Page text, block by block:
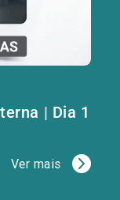
| Dia 1
Ver mais